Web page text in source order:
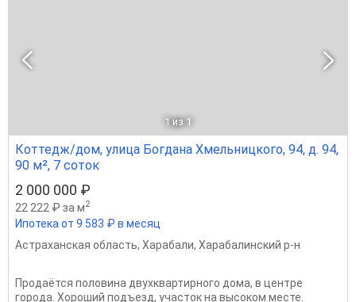
1 из 1
Коттедж/дом, улица Богдана Хмельницкого, 94, д. 94,
90 м², 7 соток
2 000 000 ₽
22 222 ₽ за м2
Ипотека от 9 583 ₽ в месяц
Астраханская область, Харабали, Харабалинский р-н
Продаётся половина двухквартирного дома, в центре
города. Хороший подъезд, участок на высоком месте.